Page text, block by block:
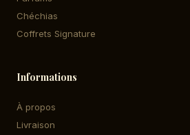
Chéchias
Coffrets Signature
Informations
À propos
Livraison